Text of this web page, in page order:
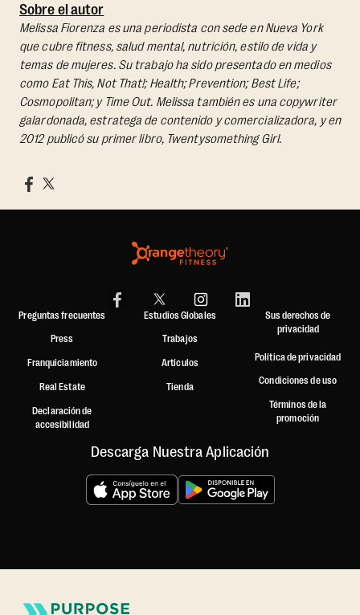
Sobre el autor
Melissa Fiorenza es una periodista con sede en Nueva York
que cubre fitness, salud mental, nutrición, estilo de vida y
temas de mujeres. Su trabajo ha sido presentado en medios
como Eat This, Not That!; Health; Prevention; Best Life;
Cosmopolitan; y Time Out. Melissa también es una copywriter
galardonada, estratega de contenido y comercializadora, y en
2012 publicó su primer libro, Twentysomething Girl.
Preguntas frecuentes
Press
Franquiciamiento
Real Estate
Declaración de
accesibilidad
Estudios Globales
Trabajos
Artículos
Tienda
Sus derechos de
privacidad
Política de privacidad
Condiciones de uso
Términos de la
promoción
Descarga Nuestra Aplicación